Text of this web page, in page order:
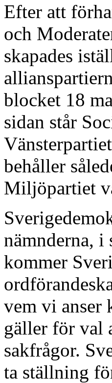
Efter att
och
skapades
blocket 18
sidan står
behåller
Miljöpartiet
nämnderna, i
kommer
vem vi anser
gäller för val
sakfrågor.
ta ställning